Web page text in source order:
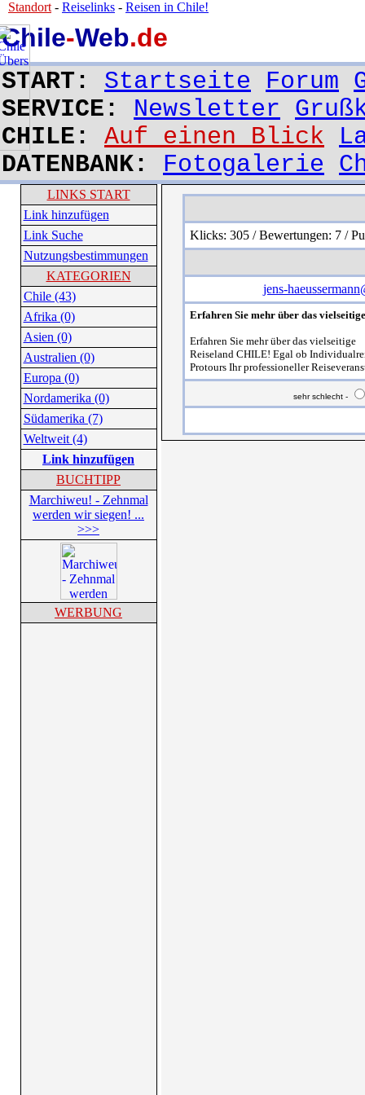
Chile-Web.de
START: Startseite Forum
SERVICE: Newsletter
CHILE: Auf einen Blick
DATENBANK: Fotogalerie
Standort - Reiselinks - Reisen in Chile!
LINKS START
Link hinzufügen
Link Suche
Nutzungsbestimmungen
KATEGORIEN
Chile (43)
Afrika (0)
Asien (0)
Australien (0)
Europa (0)
Nordamerika (0)
Südamerika (7)
Weltweit (4)
Link hinzufügen
BUCHTIPP
Marchiweu! - Zehnmal
werden wir siegen! ...
>>>
WERBUNG
Klicks: 305 / Bewertungen: 7 /
jens-
Erfahren Sie mehr über das
Erfahren Sie mehr über das vielseitige
Reiseland CHILE! Egal ob
Protours Ihr professioneller
sehr schlecht -